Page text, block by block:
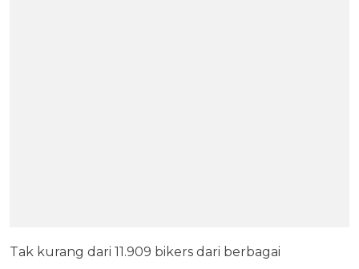
Tak kurang dari 11.909 bikers dari berbagai